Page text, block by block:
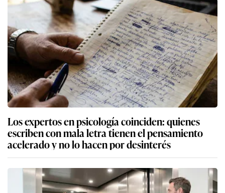
Los expertos en psicología coinciden: quienes
escriben con mala letra tienen el pensamiento
acelerado y no lo hacen por desinterés